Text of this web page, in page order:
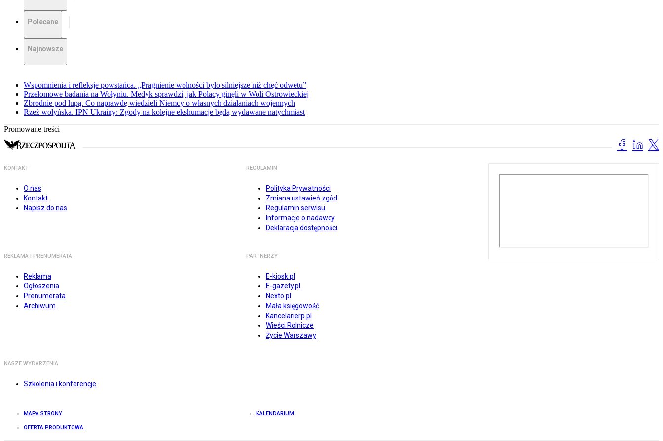
Polecane
Najnowsze
Wspomnienia i refleksje powstańca. „Pragnienie wolności było silniejsze niż chęć odwetu”
Przełomowe badania na Wołyniu. Medyk sprawdzi, jak Polacy ginęli w Woli Ostrowieckiej
Zbrodnie pod lupą. Co naprawdę wiedzieli Niemcy o własnych działaniach wojennych
Rzeź wołyńska. IPN Ukrainy: Zgody na kolejne ekshumacje będą wydawane natychmiast
Promowane treści
KONTAKT
O nas
Kontakt
Napisz do nas
REGULAMIN
Polityka Prywatności
Zmiana ustawień zgód
Regulamin serwisu
Informacje o nadawcy
Deklaracja dostępności
REKLAMA I PRENUMERATA
Reklama
Ogłoszenia
Prenumerata
Archiwum
PARTNERZY
E-kiosk.pl
E-gazety.pl
Nexto.pl
Mała księgowość
Kancelarierp.pl
Wieści Rolnicze
Życie Warszawy
NASZE WYDARZENIA
Szkolenia i konferencje
MAPA STRONY KALENDARIUM
OFERTA PRODUKTOWA